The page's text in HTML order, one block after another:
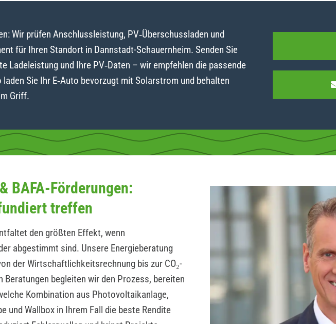
Wir prüfen Anschlussleistung, PV‑Überschussladen und
für Ihren Standort in Dannstadt-Schauernheim. Senden Sie
Ladeleistung und Ihre PV‑Daten – wir empfehlen die passende
Sie Ihr E‑Auto bevorzugt mit Solarstrom und behalten
Griff.
BAFA-Förderungen:
treffen
den größten Effekt, wenn
abgestimmt sind. Unsere Energieberatung
der Wirtschaftlichkeitsrechnung bis zur CO₂-
Beratungen begleiten wir den Prozess, bereiten
Kombination aus Photovoltaikanlage,
und Wallbox in Ihrem Fall die beste Rendite